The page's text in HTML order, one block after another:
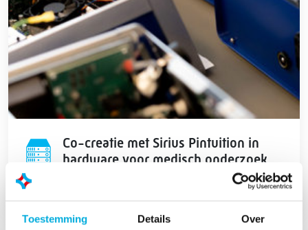
Toestemming Details Over
Co-creatie met Sirius Pintuition in
hardware voor medisch onderzoek